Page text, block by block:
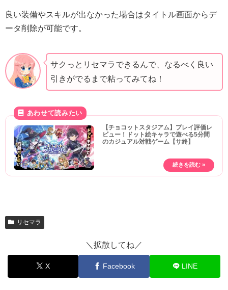
良い装備やスキルが出なかった場合はタイトル画面からデ
ータ削除が可能です。
サクっとリセマラできるんで、なるべく良い
引きがでるまで粘ってみてね！
【チョコットスタジアム】プレイ評価レ
ビュー！ドット絵キャラで遊べる5分間
のカジュアル対戦ゲーム【サ終】
リセマラ
＼拡散してね／
X Facebook LINE